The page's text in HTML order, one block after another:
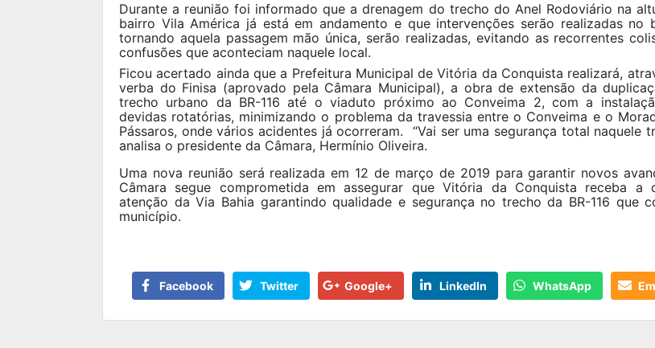
Durante a reunião foi informado que a drenagem do trecho do Anel Rodoviário na
bairro Vila América já está em andamento e que intervenções serão realizadas no
tornando aquela passagem mão única, serão realizadas, evitando as recorrentes
confusões que aconteciam naquele local.
Ficou acertado ainda que a Prefeitura Municipal de Vitória da Conquista realizará,
verba do Finisa (aprovado pela Câmara Municipal), a obra de extensão da
trecho urbano da BR-116 até o viaduto próximo ao Conveima 2, com a
devidas rotatórias, minimizando o problema da travessia entre o Conveima e o
Pássaros, onde vários acidentes já ocorreram. “Vai ser uma segurança total naquele
analisa o presidente da Câmara, Hermínio Oliveira.
Uma nova reunião será realizada em 12 de março de 2019 para garantir novos
Câmara segue comprometida em assegurar que Vitória da Conquista receba a
atenção da Via Bahia garantindo qualidade e segurança no trecho da BR-116 que
município.
Facebook Twitter Google+ LinkedIn WhatsApp